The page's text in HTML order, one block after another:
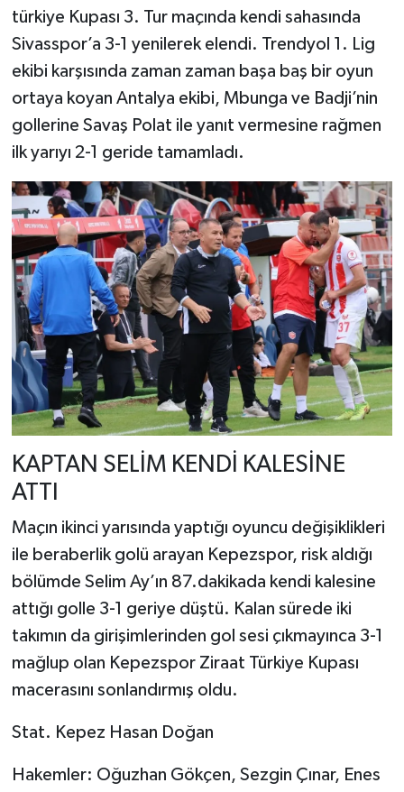
türkiye Kupası 3. Tur maçında kendi sahasında
Sivasspor’a 3-1 yenilerek elendi. Trendyol 1. Lig
ekibi karşısında zaman zaman başa baş bir oyun
ortaya koyan Antalya ekibi, Mbunga ve Badji’nin
gollerine Savaş Polat ile yanıt vermesine rağmen
ilk yarıyı 2-1 geride tamamladı.
KAPTAN SELİM KENDİ KALESİNE
ATTI
Maçın ikinci yarısında yaptığı oyuncu değişiklikleri
ile beraberlik golü arayan Kepezspor, risk aldığı
bölümde Selim Ay’ın 87.dakikada kendi kalesine
attığı golle 3-1 geriye düştü. Kalan sürede iki
takımın da girişimlerinden gol sesi çıkmayınca 3-1
mağlup olan Kepezspor Ziraat Türkiye Kupası
macerasını sonlandırmış oldu.
Stat. Kepez Hasan Doğan
Hakemler: Oğuzhan Gökçen, Sezgin Çınar, Enes